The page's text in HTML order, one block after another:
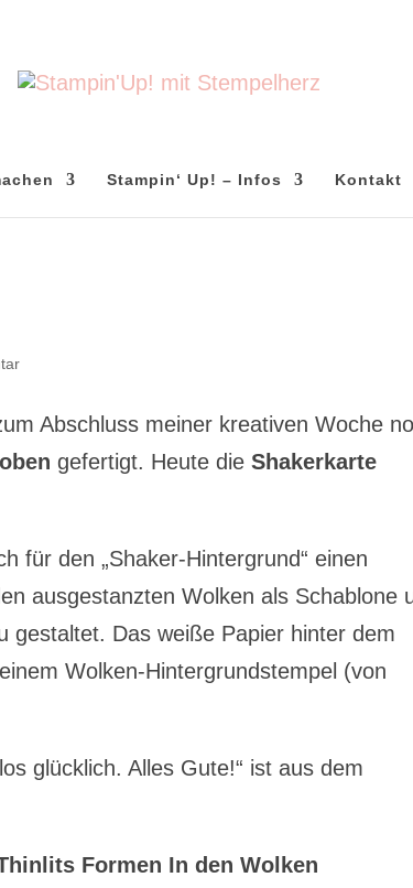
Stampin‘ Up! – Infos Kontakt
Abschluss meiner kreativen Woche
gefertigt. Heute dieShakerkarte
für den „Shaker-Hintergrund“ einen
ausgestanzten Wolken als Schablone
gestaltet. Das weiße Papier hinter dem
Wolken-Hintergrundstempel (von
glücklich. Alles Gute!“ ist aus dem
Formen In den Wolken